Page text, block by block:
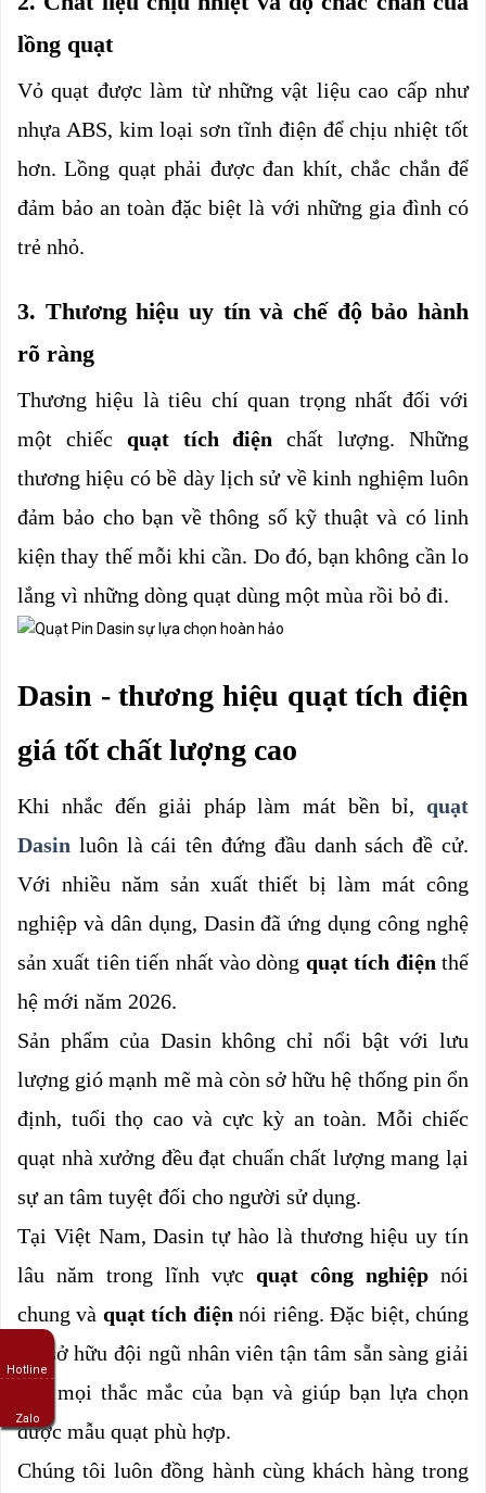
lồng quạt
Vỏ quạt được làm từ những vật liệu cao cấp như
nhựa ABS, kim loại sơn tĩnh điện để chịu nhiệt tốt
hơn. Lồng quạt phải được đan khít, chắc chắn để
đảm bảo an toàn đặc biệt là với những gia đình có
trẻ nhỏ.
3. Thương hiệu uy tín và chế độ bảo hành
rõ ràng
Thương hiệu là tiêu chí quan trọng nhất đối với
một chiếc quạt tích điện chất lượng. Những
thương hiệu có bề dày lịch sử về kinh nghiệm luôn
đảm bảo cho bạn về thông số kỹ thuật và có linh
kiện thay thế mỗi khi cần. Do đó, bạn không cần lo
lắng vì những dòng quạt dùng một mùa rồi bỏ đi.
Dasin - thương hiệu quạt tích điện
giá tốt chất lượng cao
Khi nhắc đến giải pháp làm mát bền bỉ, quạt
Dasin luôn là cái tên đứng đầu danh sách đề cử.
Với nhiều năm sản xuất thiết bị làm mát công
nghiệp và dân dụng, Dasin đã ứng dụng công nghệ
sản xuất tiên tiến nhất vào dòng quạt tích điện thế
hệ mới năm 2026.
Sản phẩm của Dasin không chỉ nổi bật với lưu
lượng gió mạnh mẽ mà còn sở hữu hệ thống pin ổn
định, tuổi thọ cao và cực kỳ an toàn. Mỗi chiếc
quạt nhà xưởng đều đạt chuẩn chất lượng mang lại
sự an tâm tuyệt đối cho người sử dụng.
Tại Việt Nam, Dasin tự hào là thương hiệu uy tín
lâu năm trong lĩnh vực quạt công nghiệp nói
chung và quạt tích điện nói riêng. Đặc biệt, chúng
tôi sở hữu đội ngũ nhân viên tận tâm sẵn sàng giải
đáp mọi thắc mắc của bạn và giúp bạn lựa chọn
được mẫu quạt phù hợp.
Chúng tôi luôn đồng hành cùng khách hàng trong
Hotline
Zalo